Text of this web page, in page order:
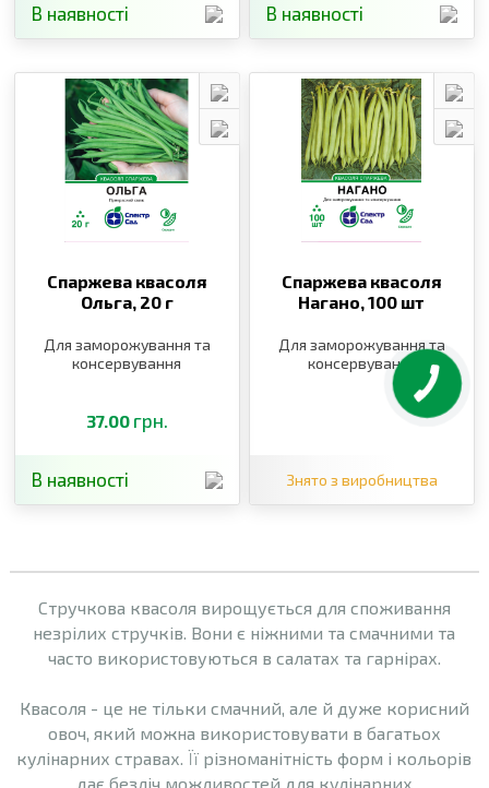
В наявності В наявності
Спаржева квасоля
Ольга, 20 г
Для заморожування та
консервування
37.00 грн.
В наявності
Спаржева квасоля
Нагано,100 шт
Для заморожування та
консервування
Знято з виробництва
Стручкова квасоля вирощується для споживання
незрілих стручків. Вони є ніжними та смачними та
часто використовуються в салатах та гарнірах.
Квасоля - це не тільки смачний, але й дуже корисний
овоч, який можна використовувати в багатьох
кулінарних стравах. Її різноманітність форм і кольорів
дає безліч можливостей для кулінарних